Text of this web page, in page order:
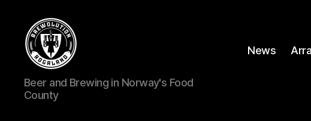
BREWOLUTION
ROGALAND
Beer and Brewing in Norway's Food
County
News